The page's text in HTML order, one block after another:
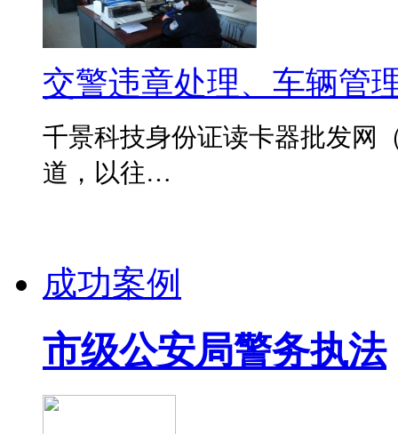
交警违章处理、车辆管
千景科技身份证读卡器批发网
道，以往…
成功案例
市级公安局警务执法